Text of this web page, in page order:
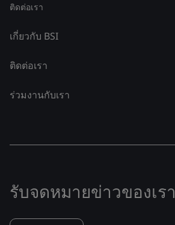
ติดต่อเรา
เกี่ยวกับ BSI
ติดต่อเรา
ร่วมงานกับเรา
รับจดหมายข่าวของเรา